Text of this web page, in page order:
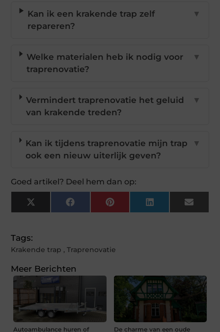
Kan ik een krakende trap zelf
repareren?
▼
Welke materialen heb ik nodig voor
traprenovatie?
▼
Vermindert traprenovatie het geluid
van krakende treden?
▼
Kan ik tijdens traprenovatie mijn trap
ook een nieuw uiterlijk geven?
▼
Goed artikel? Deel hem dan op:
X
(Twitter)
FacebookPinterestLinkedInEmail
Tags:
Krakende trap ,Traprenovatie
Meer Berichten
Autoambulance huren of De charme van een oude